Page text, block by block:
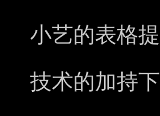
小艺的表格
技术的加持